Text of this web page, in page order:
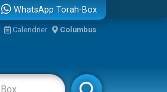
WhatsApp Torah-Box
Calendrier Columbus
Rabbanim